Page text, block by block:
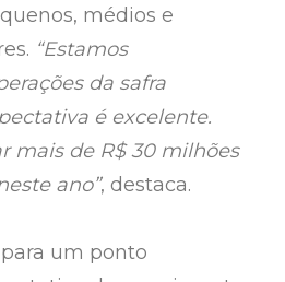
médios e
“Estamos
da safra
é excelente.
mais de R$ 30 milhões
ano”, destaca.
um ponto